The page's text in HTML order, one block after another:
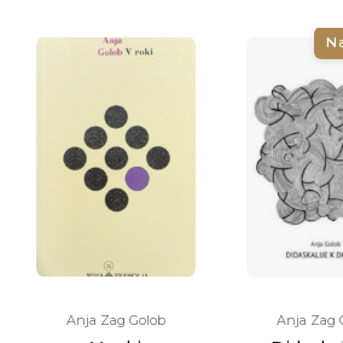
Anja Zag Golob Anja Zag